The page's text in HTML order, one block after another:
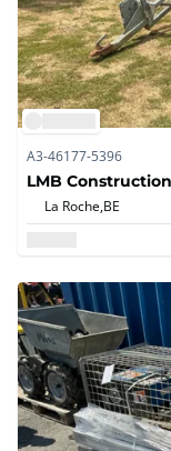
A3-46177-5396
LMB
La Roche,BE